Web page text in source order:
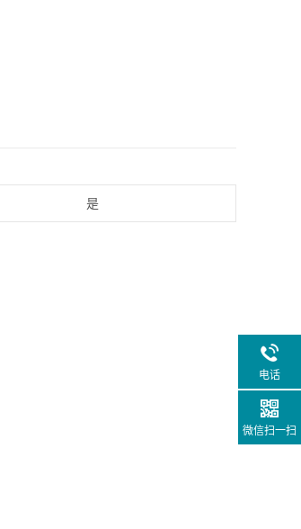
是
电话
微信扫一扫